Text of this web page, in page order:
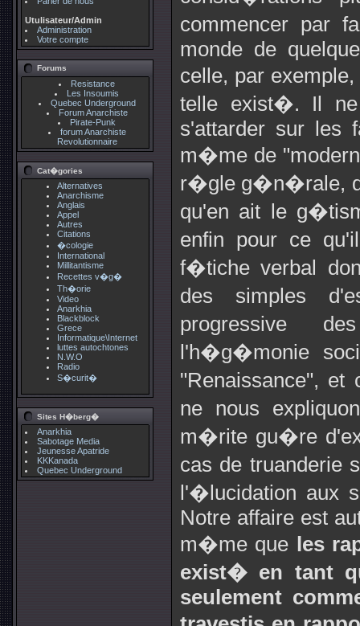
Utulisateur/Admin
Administration
Votre compte
Forums
Resistance
Les Insoumis
Quebec Underground
Forum Anarchiste
Pirate-Punk
forum Anarchiste
Revolutionnaire
Cat�gories
Alternatives
Anarchisme
Anglais
Appel
Autres
Citations
�cologie
International
Millitantisme
Recettes v�g�
Th�orie
Video
Anarkhia
Blackblock
Grece
Informatique\Internet
luttes autochtones
N.W.O
Radio
S�curit�
Sites H�berg�
Anarkhia
Sabotage Media
Jeunesse Apatride
KKKanada
Quebec Underground
commencer par
monde de
celle, par
telle exist�. Il
s'attarder sur les
m�me de
r�gle g�n�rale,
qu'en ait le
enfin pour ce
f�tiche verbal
des simples
progressive
l'h�g�monie
"Renaissance",
ne nous
m�rite gu�re
cas de truanderie
l'�lucidation aux
Notre affaire est
m�me que
les
exist� en tant
seulement